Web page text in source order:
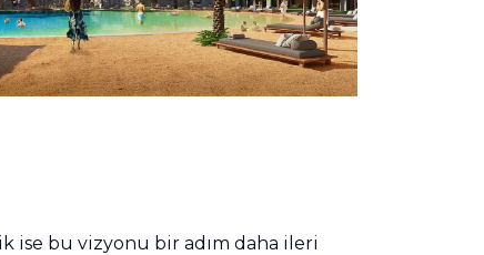
ise bu vizyonu bir adım daha ileri